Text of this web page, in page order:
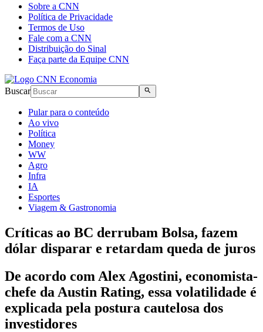
Sobre a CNN
Política de Privacidade
Termos de Uso
Fale com a CNN
Distribuição do Sinal
Faça parte da Equipe CNN
Buscar
Pular para o conteúdo
Ao vivo
Política
Money
WW
Agro
Infra
IA
Esportes
Viagem & Gastronomia
Críticas ao BC derrubam Bolsa, fazem
dólar disparar e retardam queda de juros
De acordo com Alex Agostini, economista-
chefe da Austin Rating, essa volatilidade é
explicada pela postura cautelosa dos
investidores